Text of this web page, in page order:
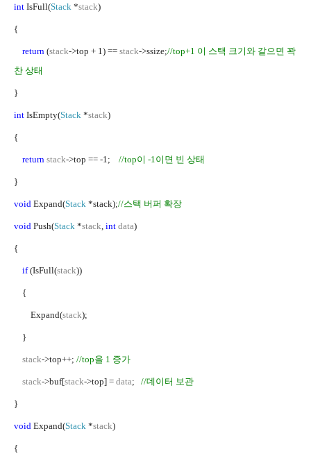
int IsFull(Stack *stack)
{
return (stack->top + 1) == stack->ssize;//top+1 이 스택 크기와 같으면 꽉
찬 상태
}
int IsEmpty(Stack *stack)
{
return stack->top == -1; //top이 -1이면 빈 상태
}
void Expand(Stack *stack);//스택 버퍼 확장
void Push(Stack *stack, int data)
{
if(IsFull(stack))
{
Expand(stack);
}
stack->top++; //top을 1 증가
stack->buf[stack->top] = data; //데이터 보관
}
void Expand(Stack *stack)
{